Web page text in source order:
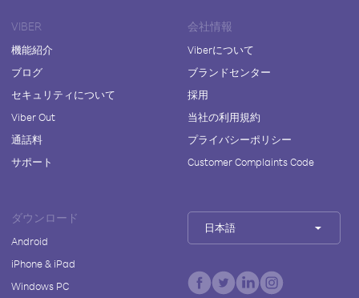
VIBER
機能紹介
ブログ
セキュリティについて
Viber Out
通話料
サポート
会社情報
Viberについて
ブランドセンター
採用
当社の利用規約
プライバシーポリシー
Customer Complaints Code
ダウンロード
Android
iPhone & iPad
Windows PC
日本語